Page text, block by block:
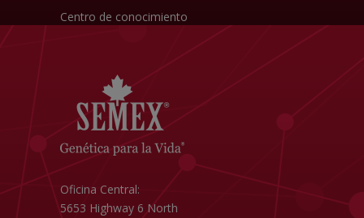
Centro de conocimiento
Oficina Central:
5653 Highway 6 North